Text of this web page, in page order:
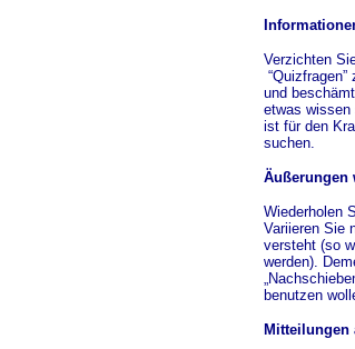
Verzichten
und
etwas wissen
ist für den
suchen.
Äußerungen
Wiederholen
Variieren Sie
versteht (so
werden).
benutzen
Mitteilungen